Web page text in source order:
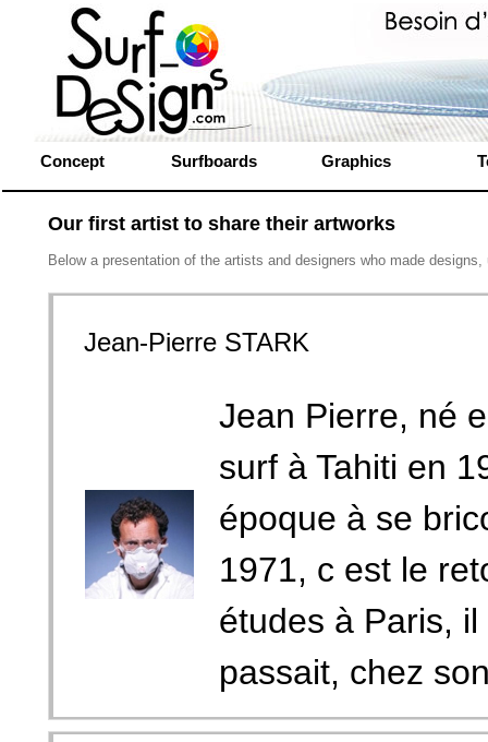
Concept Surfboards Graphics
Our first artist to share their artworks
Below a presentation of the artists and designers who made
Jean-Pierre STARK
Jean Pierre, né
surf à Tahiti en
époque à se
1971, c est le
études à Paris,
passait, chez